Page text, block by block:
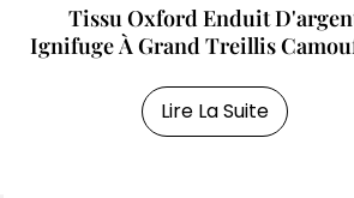
Tissu Oxford Enduit
Ignifuge À Grand Treillis
Lire La Suite